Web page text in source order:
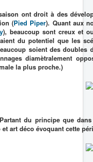
ont droit à des
(Pied Piper). Quant aux
), beaucoup sont creux et
du potentiel que les
soient des doubles
diamètralement
la plus proche.)
du principe que
art déco évoquant cette